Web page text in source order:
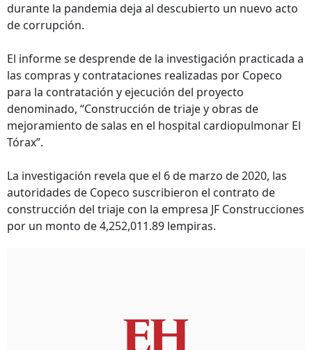
durante la pandemia deja al descubierto un nuevo acto
de corrupción.
El informe se desprende de la investigación practicada a
las compras y contrataciones realizadas por Copeco
para la contratación y ejecución del proyecto
denominado, “Construcción de triaje y obras de
mejoramiento de salas en el hospital cardiopulmonar El
Tórax”.
La investigación revela que el 6 de marzo de 2020, las
autoridades de Copeco suscribieron el contrato de
construcción del triaje con la empresa JF Construcciones
por un monto de 4,252,011.89 lempiras.